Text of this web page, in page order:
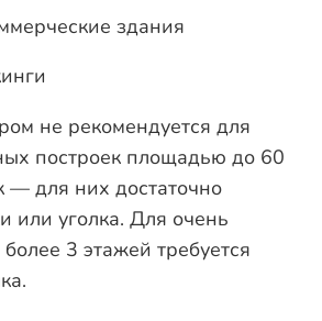
здания
не рекомендуется для
построек площадью до 60
— для них достаточно
или уголка. Для очень
3 этажей требуется